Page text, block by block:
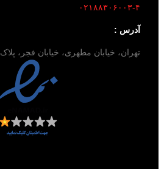
۰۲۱۸۸۳۰۶۰۰۳-۴
آدرس :
تهران، خیابان مطهری، خیابان فجر، پلاک ۳۲ و ۳۶